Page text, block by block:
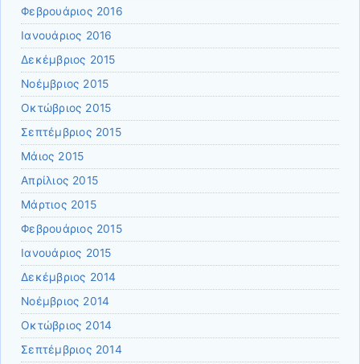
Φεβρουάριος 2016
Ιανουάριος 2016
Δεκέμβριος 2015
Νοέμβριος 2015
Οκτώβριος 2015
Σεπτέμβριος 2015
Μάιος 2015
Απρίλιος 2015
Μάρτιος 2015
Φεβρουάριος 2015
Ιανουάριος 2015
Δεκέμβριος 2014
Νοέμβριος 2014
Οκτώβριος 2014
Σεπτέμβριος 2014